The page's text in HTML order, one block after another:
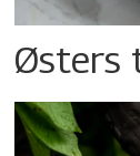
Østers